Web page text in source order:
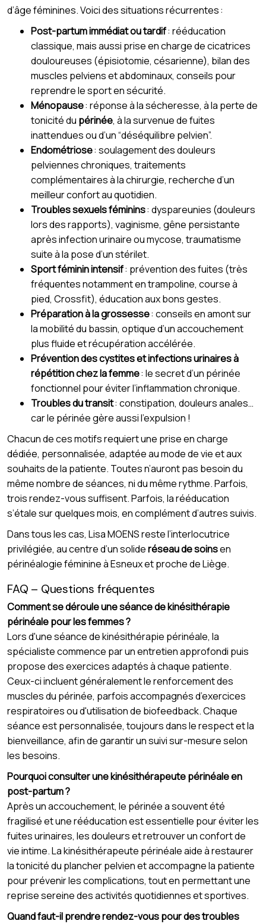
d’âge féminines. Voici des situations récurrentes :
Post-partum immédiat ou tardif: rééducation
classique, mais aussi prise en charge de cicatrices
douloureuses (épisiotomie, césarienne), bilan des
muscles pelviens et abdominaux, conseils pour
reprendre le sport en sécurité.
Ménopause: réponse à la sécheresse, à la perte de
tonicité du périnée, à la survenue de fuites
inattendues ou d’un “déséquilibre pelvien”.
Endométriose: soulagement des douleurs
pelviennes chroniques, traitements
complémentaires à la chirurgie, recherche d’un
meilleur confort au quotidien.
Troubles sexuels féminins: dyspareunies (douleurs
lors des rapports), vaginisme, gêne persistante
après infection urinaire ou mycose, traumatisme
suite à la pose d’un stérilet.
Sport féminin intensif: prévention des fuites (très
fréquentes notamment en trampoline, course à
pied, Crossfit), éducation aux bons gestes.
Préparation à la grossesse: conseils en amont sur
la mobilité du bassin, optique d’un accouchement
plus fluide et récupération accélérée.
Prévention des cystites et infections urinaires à
répétition chez la femme: le secret d’un périnée
fonctionnel pour éviter l’inflammation chronique.
Troubles du transit: constipation, douleurs anales…
car le périnée gère aussi l’expulsion !
Chacun de ces motifs requiert une prise en charge
dédiée, personnalisée, adaptée au mode de vie et aux
souhaits de la patiente. Toutes n’auront pas besoin du
même nombre de séances, ni du même rythme. Parfois,
trois rendez-vous suffisent. Parfois, la rééducation
s’étale sur quelques mois, en complément d’autres suivis.
Dans tous les cas, Lisa MOENS reste l’interlocutrice
privilégiée, au centre d’un solideréseau de soinsen
périnéalogie féminine à Esneux et proche de Liège.
FAQ – Questions fréquentes
Comment se déroule une séance de kinésithérapie
périnéale pour les femmes ?
Lors d'une séance de kinésithérapie périnéale, la
spécialiste commence par un entretien approfondi puis
propose des exercices adaptés à chaque patiente.
Ceux-ci incluent généralement le renforcement des
muscles du périnée, parfois accompagnés d’exercices
respiratoires ou d'utilisation de biofeedback. Chaque
séance est personnalisée, toujours dans le respect et la
bienveillance, afin de garantir un suivi sur-mesure selon
les besoins.
Pourquoi consulter une kinésithérapeute périnéale en
post-partum ?
Après un accouchement, le périnée a souvent été
fragilisé et une rééducation est essentielle pour éviter les
fuites urinaires, les douleurs et retrouver un confort de
vie intime. La kinésithérapeute périnéale aide à restaurer
la tonicité du plancher pelvien et accompagne la patiente
pour prévenir les complications, tout en permettant une
reprise sereine des activités quotidiennes et sportives.
Quand faut-il prendre rendez-vous pour des troubles